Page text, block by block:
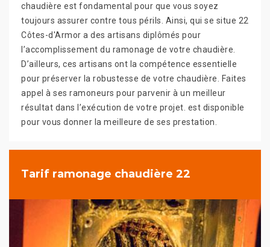
chaudière est fondamental pour que vous soyez
toujours assurer contre tous périls. Ainsi, qui se situe 22
Côtes-d'Armor a des artisans diplômés pour
l’accomplissement du ramonage de votre chaudière.
D’ailleurs, ces artisans ont la compétence essentielle
pour préserver la robustesse de votre chaudière. Faites
appel à ses ramoneurs pour parvenir à un meilleur
résultat dans l’exécution de votre projet. est disponible
pour vous donner la meilleure de ses prestation.
Tarif ramonage chaudière 22